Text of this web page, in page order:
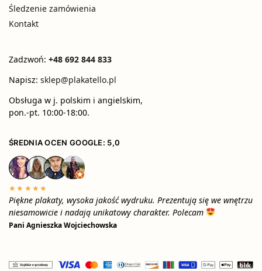
Śledzenie zamówienia
Kontakt
Zadzwoń: +48 692 844 833
Napisz: sklep@plakatello.pl
Obsługa w j. polskim i angielskim,
pon.-pt. 10:00-18:00.
ŚREDNIA OCEN GOOGLE: 5,0
★★★★★
Piękne plakaty, wysoka jakość wydruku. Prezentują się we wnętrzu
niesamowicie i nadają unikatowy charakter. Polecam
Pani Agnieszka Wojciechowska